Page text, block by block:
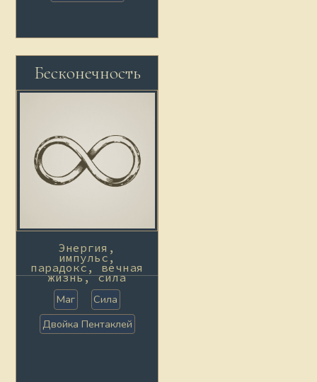
Бесконечность
Энергия,
импульс,
парадокс, вечная
жизнь, сила
Маг
Сила
Двойка Пентаклей